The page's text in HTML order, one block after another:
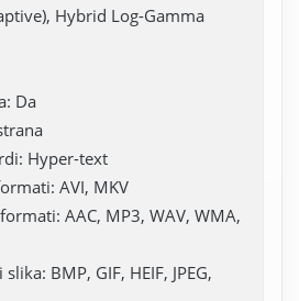
Hybrid Log-Gamma
Da
Hyper-text
AVI, MKV
AAC, MP3, WAV, WMA,
BMP, GIF, HEIF, JPEG,